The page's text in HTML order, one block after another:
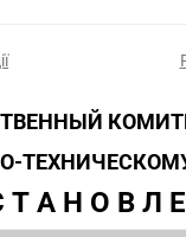
Т А Н О В Л